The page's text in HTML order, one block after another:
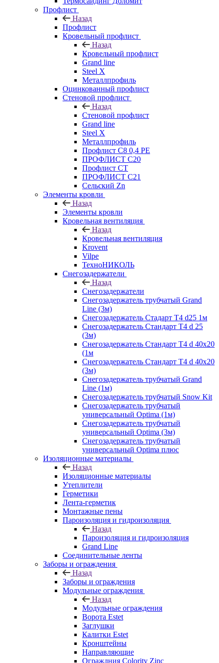
Профлист
Назад
Профлист
Кровельный профлист
Назад
Кровельный профлист
Grand line
Steel X
Металлпрофиль
Оцинкованный профлист
Стеновой профлист
Назад
Стеновой профлист
Grand line
Steel X
Металлпрофиль
Профлист С8 0,4 РЕ
ПРОФЛИСТ С20
Профлист СТ
ПРОФЛИСТ С21
Сельский Zn
Элементы кровли
Назад
Элементы кровли
Кровельная вентиляция
Назад
Кровельная вентиляция
Krovent
Vilpe
ТехноНИКОЛЬ
Снегозадержатели
Назад
Снегозадержатели
Снегозадержатель трубчатый Grand
Line (3м)
Снегозадержатель Стадарт Т4 d25 1м
Снегозадержатель Стандарт Т4 d 25
(3м)
Снегозадержатель Стандарт Т4 d 40х20
(1м
Снегозадержатель Стандарт Т4 d 40х20
(3м)
Снегозадержатель трубчатый Grand
Line (1м)
Снегозадержатель трубчатый Snow Kit
Снегозадержатель трубчатый
универсальный Optima (1м)
Снегозадержатель трубчатый
универсальный Optima (3м)
Снегозадержатель трубчатый
универсальный Optima плюс
Изоляционные материалы
Назад
Изоляционные материалы
Утеплители
Герметики
Лента-герметик
Монтажные пены
Пароизоляция и гидроизоляция
Назад
Пароизоляция и гидроизоляция
Grand Line
Соединительные ленты
Заборы и ограждения
Назад
Заборы и ограждения
Модульные ограждения
Назад
Модульные ограждения
Ворота Estet
Заглушки
Калитки Estet
Кронштейны
Направляющие
Ограждния Colority Zinc